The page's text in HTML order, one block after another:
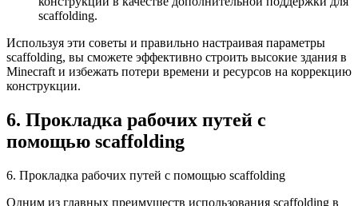
scaffolding.
Используя эти советы и правильно настраивая параметры
scaffolding, вы сможете эффективно строить высокие здания в
Minecraft и избежать потери времени и ресурсов на коррекцию
конструкции.
6. Прокладка рабочих путей с
помощью scaffolding
6. Прокладка рабочих путей с помощью scaffolding
Одним из главных преимуществ использования scaffolding в